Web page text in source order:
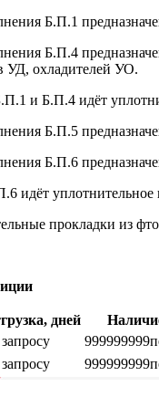
Б.П.1
Б.П.4
УД, охладителей УО.
и Б.П.4 идёт
Б.П.5
Б.П.6
идёт
прокладки из
дней
999999999
999999999